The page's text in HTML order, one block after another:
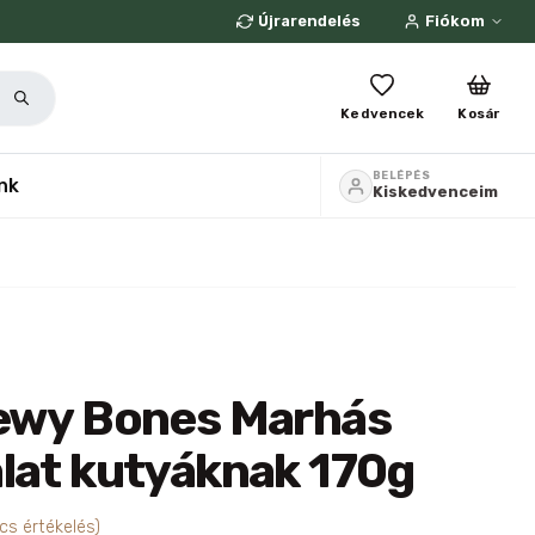
Újrarendelés Fiókom
Kedvencek Kosár
BELÉPÉS
Kiskedvenceim
Bones Marhás
kutyáknak 170g
értékelés)